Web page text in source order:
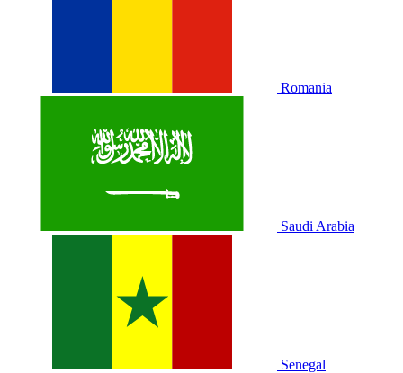
Romania
Saudi Arabia
Senegal